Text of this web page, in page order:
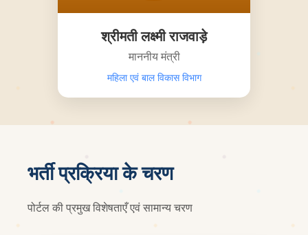
श्रीमती लक्ष्मी राजवाड़े
माननीय मंत्री
महिला एवं बाल विकास विभाग
भर्ती प्रक्रिया के चरण
पोर्टल की प्रमुख विशेषताएँ एवं सामान्य चरण